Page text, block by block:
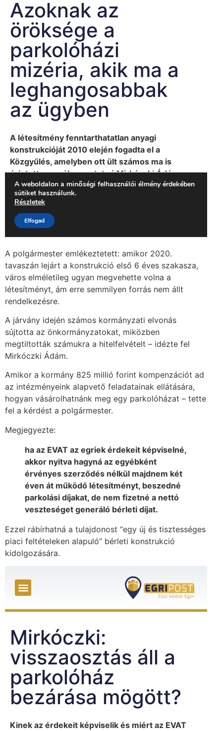
A polgármester emlékeztetett: amikor 2020.
tavaszán lejárt a konstrukció első 6 éves szakasza,
város elméletileg ugyan megvehette volna a
létesítményt, ám erre semmilyen forrás nem állt
rendelkezésre.
A járvány idején számos kormányzati elvonás
sújtotta az önkormányzatokat, miközben
megtiltották számukra a hitelfelvételt – idézte fel
Mirkóczki Ádám.
Amikor a kormány 825 millió forint kompenzációt ad
az intézményeink alapvető feladatainak ellátására,
hogyan vásárolhatnánk meg egy parkolóházat – tette
fel a kérdést a polgármester.
Megjegyezte:
ha az EVAT az egriek érdekeit képviselné,
akkor nyitva hagyná az egyébként
érvényes szerződés nélkül majdnem két
éven át működő létesítményt, beszedné
parkolási díjakat, de nem fizetné a nettó
veszteséget generáló bérleti díjat.
Ezzel rábírhatná a tulajdonost “egy új és tisztességes
piaci feltételeken alapuló” bérleti konstrukció
kidolgozására.